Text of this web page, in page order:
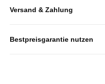
Versand & Zahlung
Bestpreisgarantie nutzen